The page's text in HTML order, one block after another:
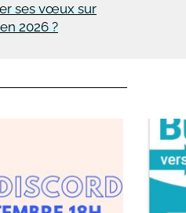
ses vœux sur
2026 ?